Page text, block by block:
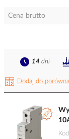
Cena brutto
Dodaj do
14 dni
Kod